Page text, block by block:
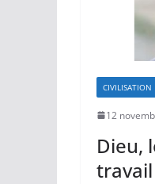
CIVILISATION
12
Dieu,
travail